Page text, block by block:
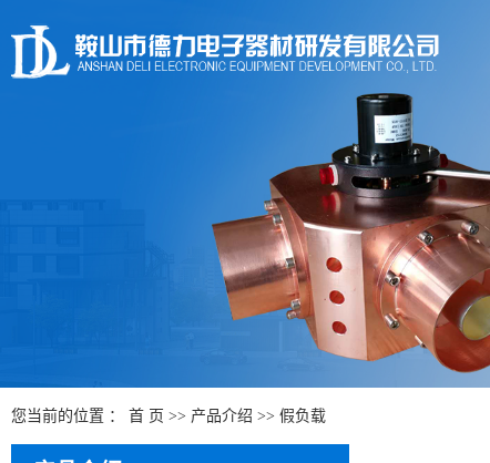
您当前的位置 ： 首 页 >> 产品介绍 >> 假负载